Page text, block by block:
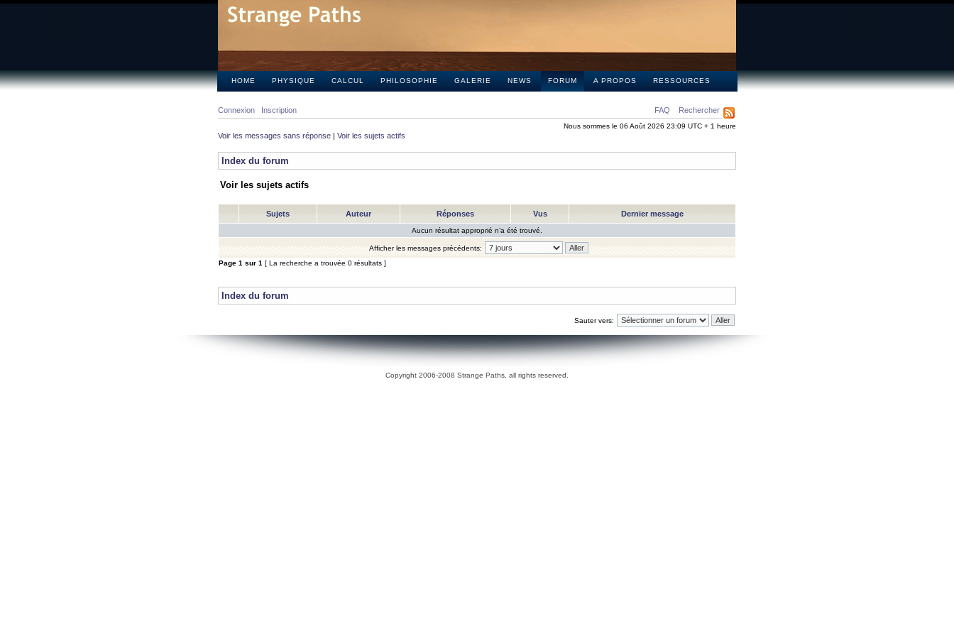
HOME PHYSIQUE CALCUL PHILOSOPHIE GALERIE NEWS FORUM A PROPOS RESSOURCES
FAQ Rechercher
Connexion Inscription
Nous sommes le 06 Août 2026 23:09 UTC + 1 heure
Voir les messages sans réponse | Voir les sujets actifs
Index du forum
Voir les sujets actifs
Sujets Auteur Réponses Vus Dernier message
Aucun résultat approprié n’a été trouvé.
Afficher les messages précédents:
Page 1 sur 1 [ La recherche a trouvée 0 résultats ]
Index du forum
Sauter vers:
Copyright 2006-2008 Strange Paths, all rights reserved.